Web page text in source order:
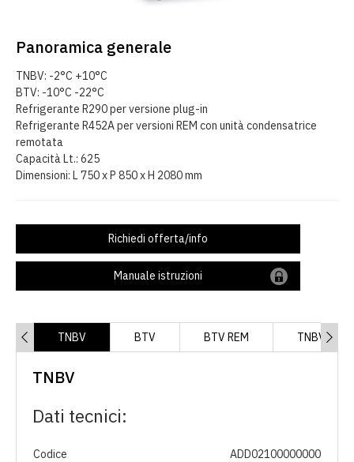
Panoramica generale
TNBV: -2°C +10°C
BTV: -10°C -22°C
Refrigerante R290 per versione plug-in
Refrigerante R452A per versioni REM con unità condensatrice
remotata
Capacità Lt.: 625
Dimensioni: L 750 x P 850 x H 2080 mm
Richiedi offerta/info
Manuale istruzioni
TNBV BTV BTV REM TNBV REM
TNBV
Dati tecnici:
Codice ADD02100000000